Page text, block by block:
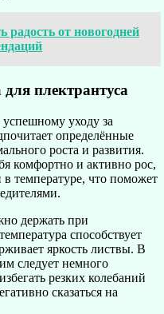
радость от новогодней
плектрантуса
уходу за
определённые
роста и развития.
комфортно и активно рос,
температуре, что поможет
держать при
способствует
яркость листвы. В
следует немного
резких колебаний
сказаться на